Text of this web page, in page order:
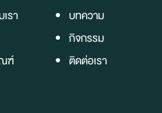
รา
ฑ์
บทความ
กิจกรรม
ติดต่อเรา